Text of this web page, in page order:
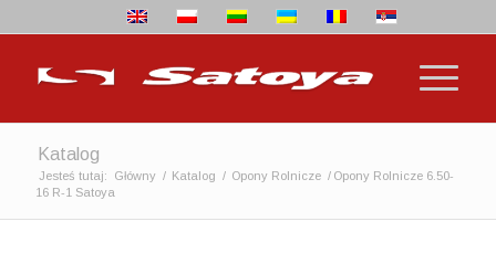
Katalog
Jesteś tutaj: Główny / Katalog / Opony Rolnicze / Opony Rolnicze 6.50-
16 R-1 Satoya